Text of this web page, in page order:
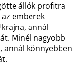
állók profitra
emberek
annál
Minél nagyobb
annál könnyebben